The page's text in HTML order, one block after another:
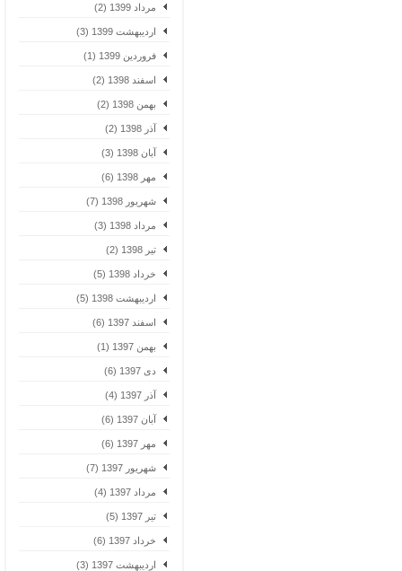
مرداد 1399 (2)
اردیبهشت 1399 (3)
فروردین 1399 (1)
اسفند 1398 (2)
بهمن 1398 (2)
آذر 1398 (2)
آبان 1398 (3)
مهر 1398 (6)
شهریور 1398 (7)
مرداد 1398 (3)
تیر 1398 (2)
خرداد 1398 (5)
اردیبهشت 1398 (5)
اسفند 1397 (6)
بهمن 1397 (1)
دی 1397 (6)
آذر 1397 (4)
آبان 1397 (6)
مهر 1397 (6)
شهریور 1397 (7)
مرداد 1397 (4)
تیر 1397 (5)
خرداد 1397 (6)
اردیبهشت 1397 (3)